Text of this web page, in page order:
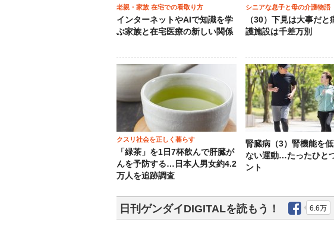
老親・家族 在宅での看取り方
インターネットやAIで知識を学
ぶ家族と在宅医療の新しい関係
シニアな息子と母の介護物語
（30）下見は大事だ
護施設は千差万別
クスリ社会を正しく暮らす
「緑茶」を1日7杯飲んで肝臓が
んを予防する…日本人男女約4.2
万人を追跡調査
腎臓病（3）腎機能を
ない運動…たったひと
ント
日刊ゲンダイDIGITALを読もう！ 6.6万